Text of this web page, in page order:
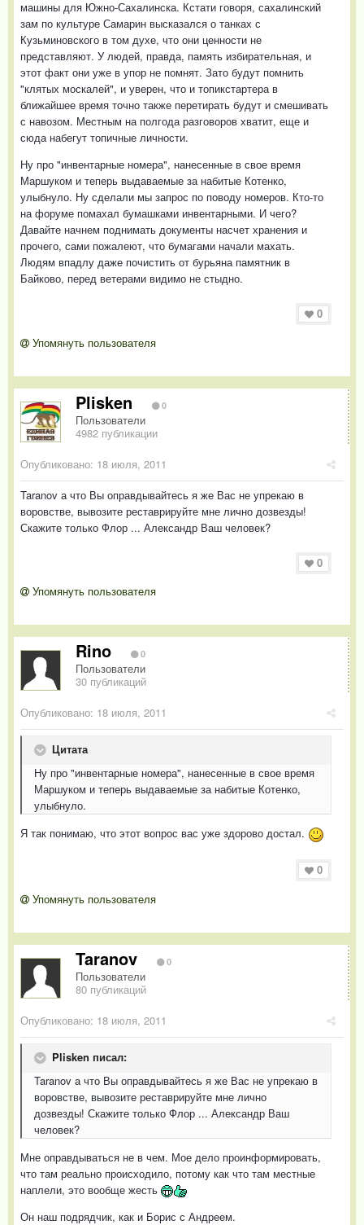
машины для Южно-Сахалинска. Кстати говоря, сахалинский
зам по культуре Самарин высказался о танках с
Кузьминовского в том духе, что они ценности не
представляют. У людей, правда, память избирательная, и
этот факт они уже в упор не помнят. Зато будут помнить
"клятых москалей", и уверен, что и топикстартера в
ближайшее время точно также перетирать будут и смешивать
с навозом. Местным на полгода разговоров хватит, еще и
сюда набегут топичные личности.
Ну про "инвентарные номера", нанесенные в свое время
Маршуком и теперь выдаваемые за набитые Котенко,
улыбнуло. Ну сделали мы запрос по поводу номеров. Кто-то
на форуме помахал бумашками инвентарными. И чего?
Давайте начнем поднимать документы насчет хранения и
прочего, сами пожалеют, что бумагами начали махать.
Людям впадлу даже почистить от бурьяна памятник в
Байково, перед ветерами видимо не стыдно.
0
Упомянуть пользователя
Plisken 0
Пользователи
4982 публикации
Опубликовано: 18 июля, 2011
Taranov а что Вы оправдывайтесь я же Вас не упрекаю в
воровстве, вывозите реставрируйте мне лично дозвезды!
Скажите только Флор ... Александр Ваш человек?
0
Упомянуть пользователя
Rino 0
Пользователи
30 публикаций
Опубликовано: 18 июля, 2011
Цитата
Ну про "инвентарные номера", нанесенные в свое время
Маршуком и теперь выдаваемые за набитые Котенко,
улыбнуло.
Я так понимаю, что этот вопрос вас уже здорово достал.
0
Упомянуть пользователя
Taranov 0
Пользователи
80 публикаций
Опубликовано: 18 июля, 2011
Plisken писал:
Taranov а что Вы оправдывайтесь я же Вас не упрекаю в
воровстве, вывозите реставрируйте мне лично
дозвезды! Скажите только Флор ... Александр Ваш
человек?
Мне оправдываться не в чем. Мое дело проинформировать,
что там реально происходило, потому как что там местные
наплели, это вообще жесть
Он наш подрядчик, как и Борис с Андреем.